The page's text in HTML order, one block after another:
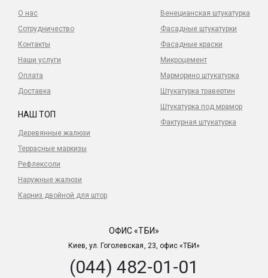
О нас
Сотрудничество
Контакты
Наши услуги
Оплата
Доставка
Венецианская штукатурка
Фасадные штукатурки
Фасадные краски
Микроцемент
Марморино штукатурка
Штукатурка травертин
Штукатурка под мрамор
Фактурная штукатурка
НАШ ТОП
Деревянные жалюзи
Террасные маркизы
Рефлексоли
Наружные жалюзи
Карниз двойной для штор
ОФИС «ТБИ»
Киев, ул. Гоголевская, 23, офис «ТБИ»
(044) 482-01-01